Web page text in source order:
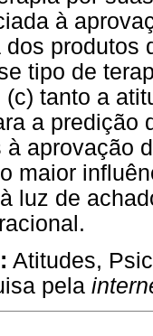
à
produtos
tipo de
tanto a
a predição
à aprovação
maior
luz de
Atitudes,
pela